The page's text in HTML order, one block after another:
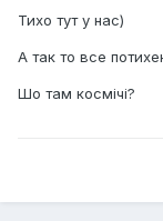
Тихо тут у нас)
А так то все
Шо там космічі?